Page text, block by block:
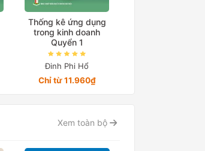
Thống kê ứng dụng
trong kinh doanh
Quyển 1
Đinh Phi Hổ
Chỉ từ 11.960₫
Xem toàn bộ